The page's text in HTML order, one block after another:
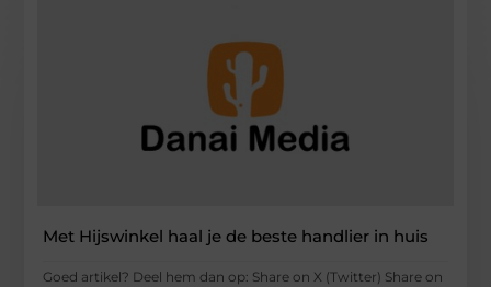
Met Hijswinkel haal je de beste handlier in huis
Goed artikel? Deel hem dan op: Share on X (Twitter) Share on